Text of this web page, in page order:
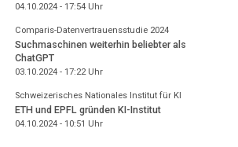
04.10.2024 - 17:54Uhr
Comparis-Datenvertrauensstudie 2024
Suchmaschinen weiterhin beliebter als
ChatGPT
03.10.2024 - 17:22Uhr
Schweizerisches Nationales Institut für KI
ETH und EPFL gründen KI-Institut
04.10.2024 - 10:51 Uhr